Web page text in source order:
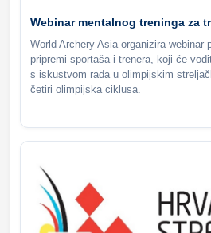
Webinar mentalnog treninga za
World Archery Asia organizira webinar
pripremi sportaša i trenera, koji će
s iskustvom rada u olimpijskim
četiri olimpijska ciklusa.